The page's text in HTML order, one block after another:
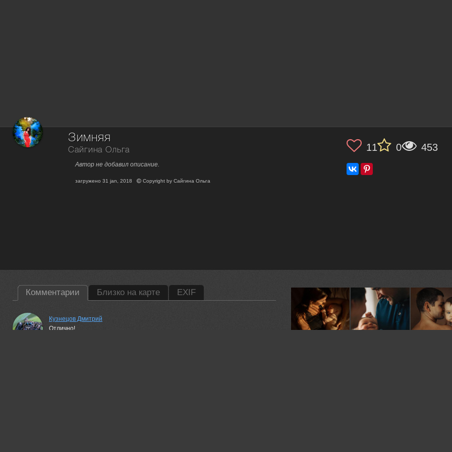
Зимняя
Сайгина Ольга
Автор не добавил описание.
загружено31 jan, 2018 Copyright byСайгина Ольга
11 0 453
Комментарии Близко на карте EXIF
Кузнецов Дмитрий
Отлично!